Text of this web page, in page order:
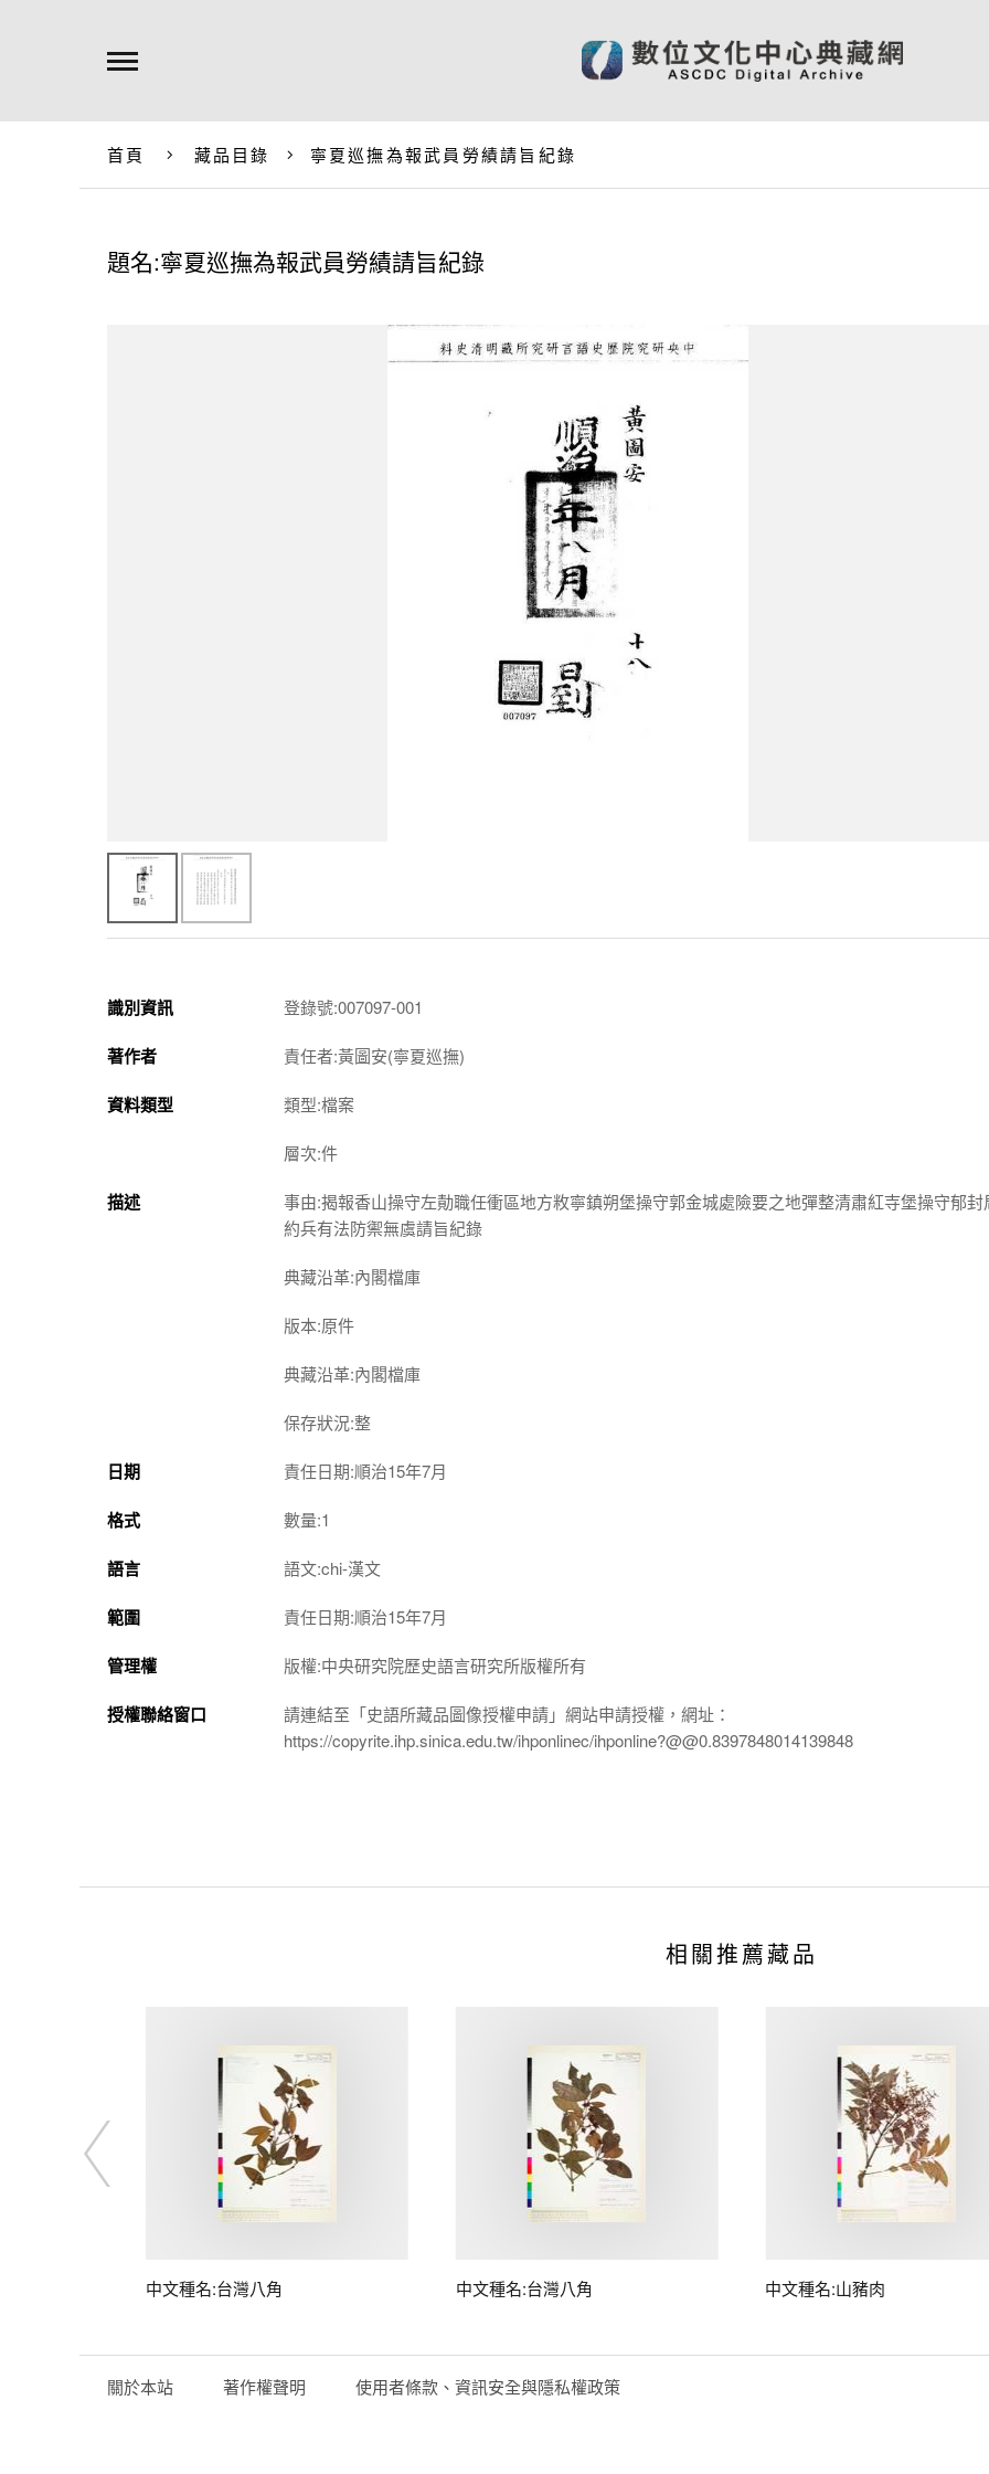
首頁 藏品目錄 寧夏巡撫為報武員勞績請旨紀錄
題名:寧夏巡撫為報武員勞績請旨紀錄
識別資訊 登錄號:007097-001
著作者 責任者:黃圖安(寧夏巡撫)
資料類型 類型:檔案
層次:件
描述
事由:揭報香山操守左勣職任衝區地方敉寧鎮朔堡操守郭金城處險要之地彈整清肅紅寺堡操守郁封
約兵有法防禦無虞請旨紀錄
典藏沿革:內閣檔庫
版本:原件
典藏沿革:內閣檔庫
保存狀況:整
日期 責任日期:順治15年7月
格式 數量:1
語言 語文:chi-漢文
範圍 責任日期:順治15年7月
管理權 版權:中央研究院歷史語言研究所版權所有
授權聯絡窗口
請連結至「史語所藏品圖像授權申請」網站申請授權，網址：
https://copyrite.ihp.sinica.edu.tw/ihponlinec/ihponline?@@0.8397848014139848
相關推薦藏品
中文種名:台灣八角 中文種名:台灣八角 中文種名:山豬肉
關於本站 著作權聲明 使用者條款、資訊安全與隱私權政策